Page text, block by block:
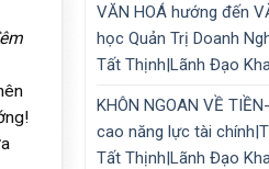
VĂN HOÁ hướng đến
học Quản Trị Doanh
Tất Thịnh|Lãnh Đạo
KHÔN NGOAN VỀ
cao năng lực tài
Tất Thịnh|Lãnh Đạo